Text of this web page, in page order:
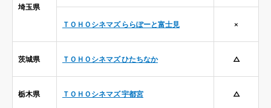
埼玉県
ＴＯＨＯシネマズ ららぽーと富士見 ×
茨城県 ＴＯＨＯシネマズ ひたちなか △
栃木県 ＴＯＨＯシネマズ 宇都宮 △